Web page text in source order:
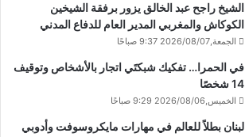
الشيخ راجح عبد الخالق يزور برفقة الشيخين
الكوكاش والمغربي المدير العام للدفاع المدني
الجمعة,2026/08/07 9:37 صباحًا
في الحمرا… تفكيك شبكتَي اتجار بالأشخاص وتوقيف
14 شخصًا
الخميس,2026/08/06 9:29 صباحًا
لبنان بطلاً للعالم في مهارات مايكروسوفت وأدوبي